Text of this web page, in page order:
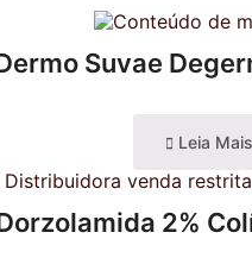
Suvae
Leia Mais
2%